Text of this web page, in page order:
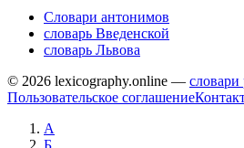
Словари антонимов
словарь Введенской
словарь Львова
© 2026 lexicography.online — словари
Пользовательское соглашение
А
Б